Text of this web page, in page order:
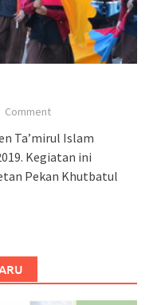
Comment
Ta’mirul Islam
Kegiatan ini
Pekan Khutbatul